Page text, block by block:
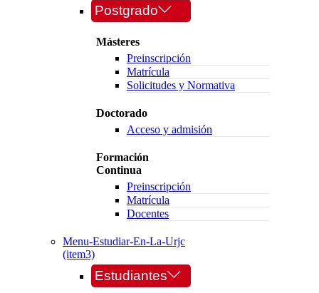
Postgrado
Másteres
Preinscripción
Matrícula
Solicitudes y Normativa
Doctorado
Acceso y admisión
Formación
Continua
Preinscripción
Matrícula
Docentes
Menu-Estudiar-En-La-Urjc
(item3)
Estudiantes